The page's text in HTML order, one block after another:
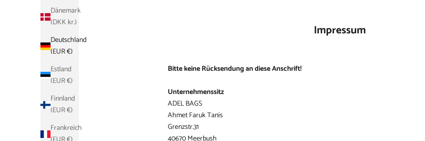
Dänemark
(DKK kr.)
Deutschland
(EUR €)
Estland
(EUR €)
Finnland
(EUR €)
Frankreich
Impressum
Bittekeine Rücksendungan diese Anschrift!
Unternehmenssitz
ADEL BAGS
Ahmet Faruk Tanis
Grenzstr.31
40670 Meerbush